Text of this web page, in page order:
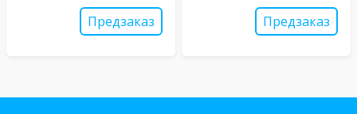
Предзаказ Предзаказ